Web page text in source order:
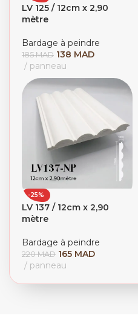
LV 125 / 12cm x 2,90
mètre
Bardage à peindre
185MAD 138 MAD
panneau
-25%
LV 137 / 12cm x 2,90
mètre
Bardage à peindre
220MAD 165 MAD
panneau